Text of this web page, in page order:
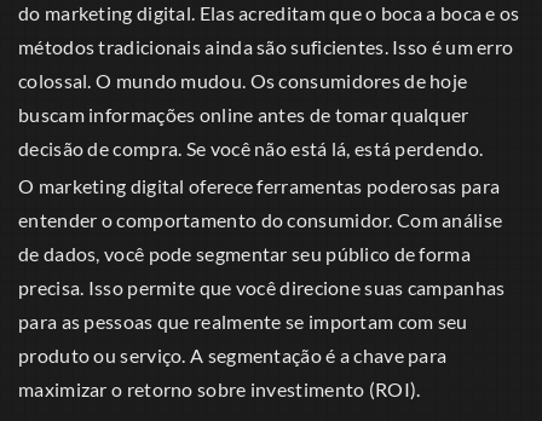
do marketing digital. Elas acreditam que o boca a boca e os
métodos tradicionais ainda são suficientes. Isso é um erro
colossal. O mundo mudou. Os consumidores de hoje
buscam informações online antes de tomar qualquer
decisão de compra. Se você não está lá, está perdendo.
O marketing digital oferece ferramentas poderosas para
entender o comportamento do consumidor. Com análise
de dados, você pode segmentar seu público de forma
precisa. Isso permite que você direcione suas campanhas
para as pessoas que realmente se importam com seu
produto ou serviço. A segmentação é a chave para
maximizar o retorno sobre investimento (ROI).